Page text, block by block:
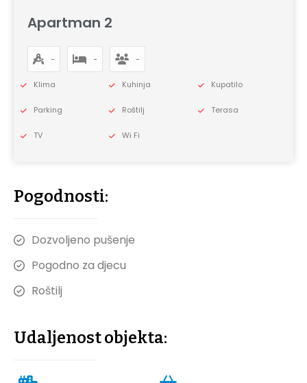
Apartman 2
- - -
Klima Kuhinja Kupatilo
Parking Roštilj Terasa
TV Wi Fi
Pogodnosti:
Dozvoljeno pušenje
Pogodno za djecu
Roštilj
Udaljenost objekta: